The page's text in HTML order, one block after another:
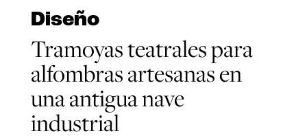
Diseño
Tramoyas teatrales para
alfombras artesanas en
una antigua nave
industrial